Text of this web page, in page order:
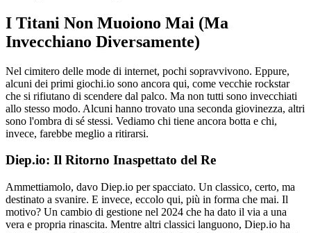
I Titani Non Muoiono Mai (Ma
Invecchiano Diversamente)
Nel cimitero delle mode di internet, pochi sopravvivono. Eppure,
alcuni dei primi giochi.io sono ancora qui, come vecchie rockstar
che si rifiutano di scendere dal palco. Ma non tutti sono invecchiati
allo stesso modo. Alcuni hanno trovato una seconda giovinezza, altri
sono l'ombra di sé stessi. Vediamo chi tiene ancora botta e chi,
invece, farebbe meglio a ritirarsi.
Diep.io: Il Ritorno Inaspettato del Re
Ammettiamolo, davo Diep.io per spacciato. Un classico, certo, ma
destinato a svanire. E invece, eccolo qui, più in forma che mai. Il
motivo? Un cambio di gestione nel 2024 che ha dato il via a una
vera e propria rinascita. Mentre altri classici languono, Diep.io ha